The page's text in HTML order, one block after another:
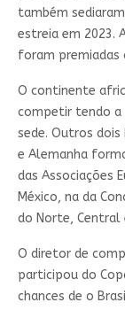
também
estreia em 2023.
foram premiadas
O continente
competir tendo a
sede. Outros
e Alemanha
das Associações
México, na da
do Norte, Central
O diretor de
participou do
chances de o